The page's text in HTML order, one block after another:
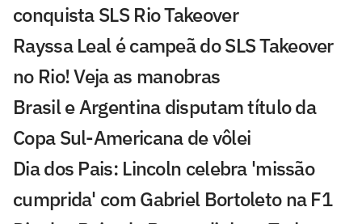
conquista SLS Rio Takeover
Rayssa Leal é campeã do SLS Takeover
no Rio! Veja as manobras
Brasil e Argentina disputam título da
Copa Sul-Americana de vôlei
Dia dos Pais: Lincoln celebra 'missão
cumprida' com Gabriel Bortoleto na F1